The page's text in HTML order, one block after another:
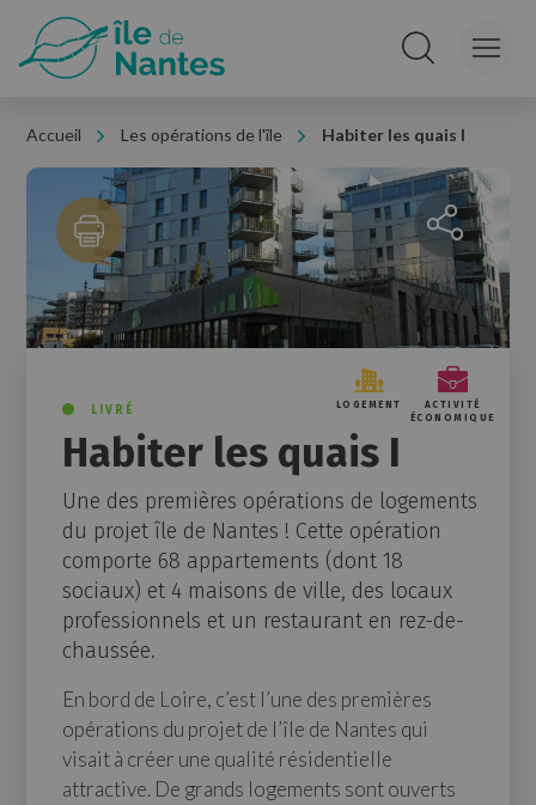
Accueil Les opérations de l'île Habiter les quais I
Partager la
ACTIVITÉ
ÉCONOMIQUE
LOGEMENT
LIVRÉ
Habiter les quais I
Une des premières opérations de logements
du projet île de Nantes ! Cette opération
comporte 68 appartements (dont 18
sociaux) et 4 maisons de ville, des locaux
professionnels et un restaurant en rez-de-
chaussée.
En bord de Loire, c’est l’une des premières
opérations du projet de l’île de Nantes qui
visait à créer une qualité résidentielle
attractive. De grands logements sont ouverts
Panneau de gestion des cookies